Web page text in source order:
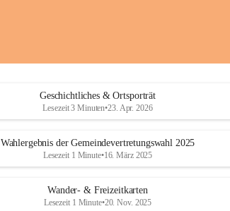
Geschichtliches & Ortsporträt
Lesezeit 3 Minuten•23. Apr. 2026
Wahlergebnis der Gemeindevertretungswahl 2025
Lesezeit 1 Minute•16. März 2025
Wander- & Freizeitkarten
Lesezeit 1 Minute•20. Nov. 2025